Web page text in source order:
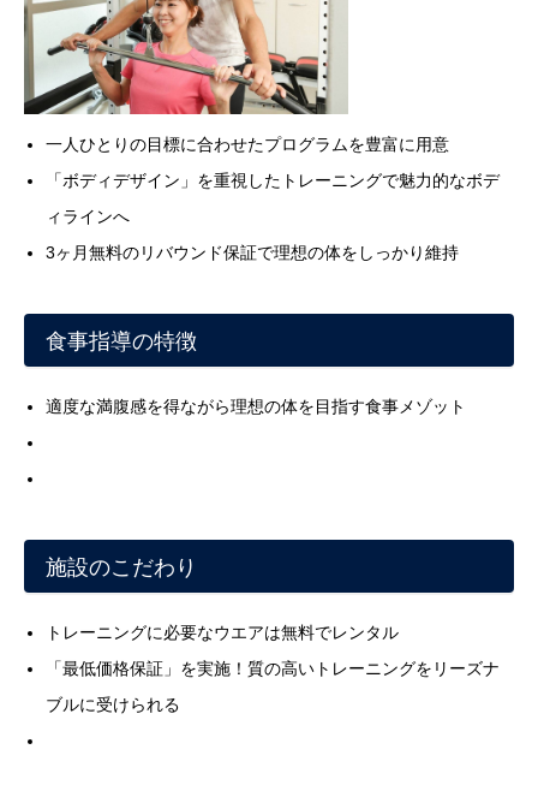
一人ひとりの目標に合わせたプログラムを豊富に用意
「ボディデザイン」を重視したトレーニングで魅力的なボデ
ィラインへ
3ヶ月無料のリバウンド保証で理想の体をしっかり維持
食事指導の特徴
適度な満腹感を得ながら理想の体を目指す食事メゾット
施設のこだわり
トレーニングに必要なウエアは無料でレンタル
「最低価格保証」を実施！質の高いトレーニングをリーズナ
ブルに受けられる